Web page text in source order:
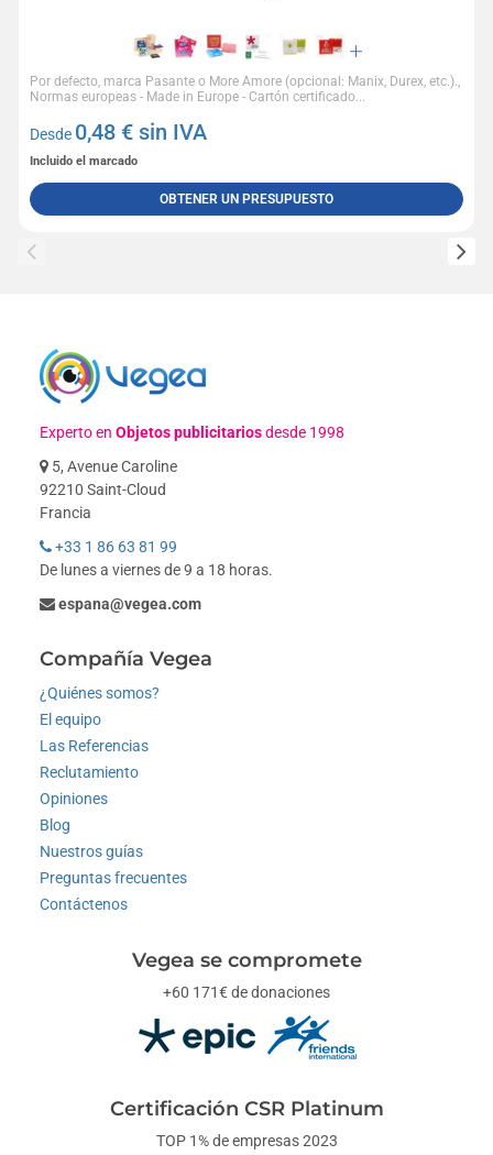
Por defecto, marca Pasante o More Amore (opcional: Manix, Durex, etc.).,
Normas europeas - Made in Europe - Cartón certificado...
Desde 0,48 € sin IVA
Incluido el marcado
OBTENER UN PRESUPUESTO
Experto enObjetos publicitariosdesde 1998
5, Avenue Caroline
92210 Saint-Cloud
Francia
+33 1 86 63 81 99
De lunes a viernes de 9 a 18 horas.
espana@vegea.com
Compañía Vegea
¿Quiénes somos?
El equipo
Las Referencias
Reclutamiento
Opiniones
Blog
Nuestros guías
Preguntas frecuentes
Contáctenos
Vegea se compromete
+60 171€ de donaciones
Certificación CSR Platinum
TOP 1% de empresas 2023